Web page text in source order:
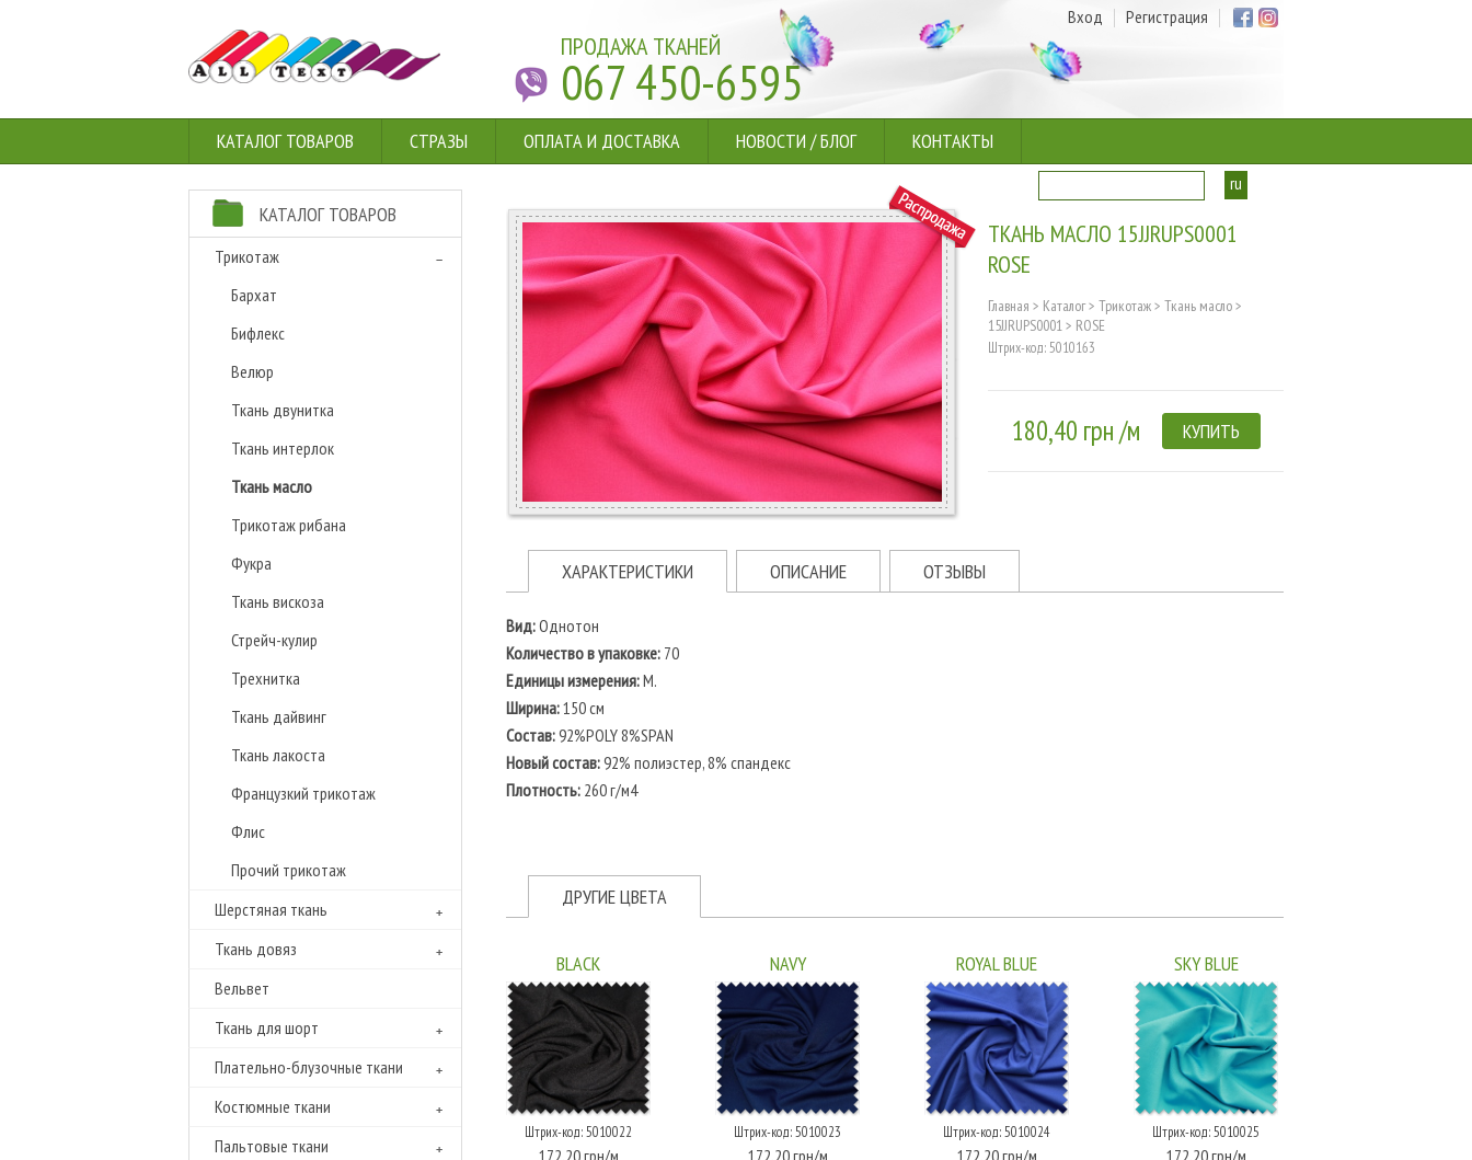
ПРОДАЖА ТКАНЕЙ
067 450-6595
Вход Регистрация
КАТАЛОГ ТОВАРОВ СТРАЗЫ ОПЛАТА И ДОСТАВКА НОВОСТИ /БЛОГ КОНТАКТЫ
ru
КАТАЛОГ ТОВАРОВ
Трикотаж
Бархат
Бифлекс
Велюр
Ткань двунитка
Ткань интерлок
Ткань масло
Трикотаж рибана
Фукра
Ткань вискоза
Стрейч-кулир
Трехнитка
Ткань дайвинг
Ткань лакоста
Французкий трикотаж
Флиc
Прочий трикотаж
Шерстяная ткань
Ткань довяз
Вельвет
Ткань для шорт
Плательно-блузочные ткани
Костюмные ткани
Пальтовые ткани
ТКАНЬ МАСЛО 15JJRUPS0001
ROSE
Главная > Каталог> Трикотаж> Ткань масло>
15JJRUPS0001> ROSE
Штрих-код: 5010163
180,40 грн /м КУПИТЬ
ХАРАКТЕРИСТИКИ ОПИСАНИЕ ОТЗЫВЫ
Вид:Однотон
Количество в упаковке: 70
Единицы измерения:M.
Ширина:150 см
Состав:92%POLY 8%SPAN
Новый состав:92% полиэстер, 8% спандекс
Плотность: 260 г/м4
ДРУГИЕ ЦВЕТА
BLACK
Штрих-код: 5010022
172.20 грн/м
NAVY
Штрих-код: 5010023
172.20 грн/м
ROYAL BLUE
Штрих-код: 5010024
172.20 грн/м
SKY BLUE
Штрих-код: 5010025
172.20 грн/м